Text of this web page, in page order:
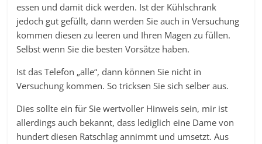
essen und damit dick werden. Ist der Kühlschrank
jedoch gut gefüllt, dann werden Sie auch in Versuchung
kommen diesen zu leeren und Ihren Magen zu füllen.
Selbst wenn Sie die besten Vorsätze haben.
Ist das Telefon „alle“, dann können Sie nicht in
Versuchung kommen. So tricksen Sie sich selber aus.
Dies sollte ein für Sie wertvoller Hinweis sein, mir ist
allerdings auch bekannt, dass lediglich eine Dame von
hundert diesen Ratschlag annimmt und umsetzt. Aus